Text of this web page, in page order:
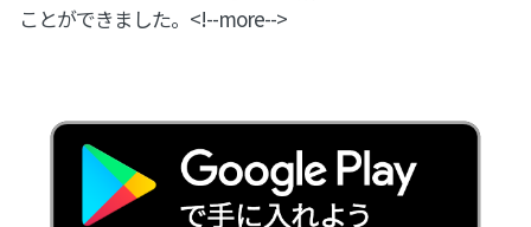
ことができました。<!--more-->